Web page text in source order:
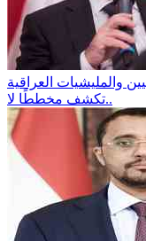
والمليشيات العراقية
تكشف مخططًا لا..